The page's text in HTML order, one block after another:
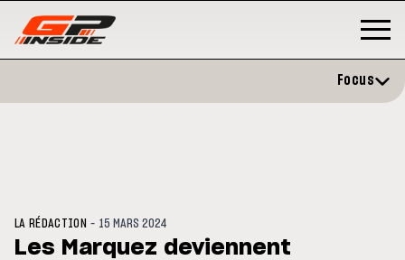
Focus
LA RÉDACTION - 15 MARS 2024
Les Marquez deviennent